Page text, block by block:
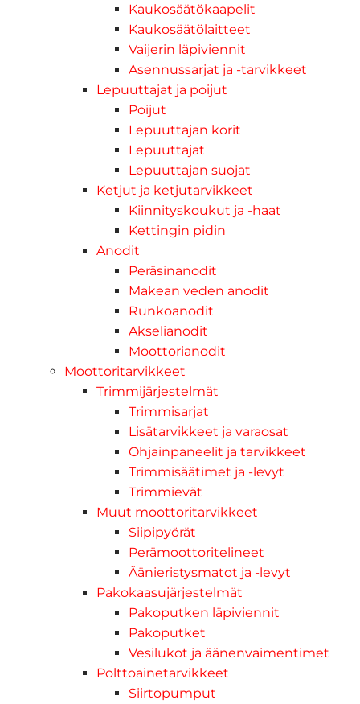
Kaukosäätökaapelit
Kaukosäätölaitteet
Vaijerin läpiviennit
Asennussarjat ja -tarvikkeet
Lepuuttajat ja poijut
Poijut
Lepuuttajan korit
Lepuuttajat
Lepuuttajan suojat
Ketjut ja ketjutarvikkeet
Kiinnityskoukut ja -haat
Kettingin pidin
Anodit
Peräsinanodit
Makean veden anodit
Runkoanodit
Akselianodit
Moottorianodit
Moottoritarvikkeet
Trimmijärjestelmät
Trimmisarjat
Lisätarvikkeet ja varaosat
Ohjainpaneelit ja tarvikkeet
Trimmisäätimet ja -levyt
Trimmievät
Muut moottoritarvikkeet
Siipipyörät
Perämoottoritelineet
Äänieristysmatot ja -levyt
Pakokaasujärjestelmät
Pakoputken läpiviennit
Pakoputket
Vesilukot ja äänenvaimentimet
Polttoainetarvikkeet
Siirtopumput